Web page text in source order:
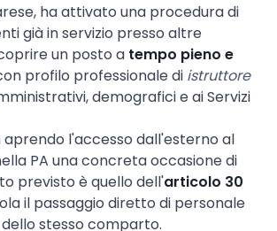
ha attivato una procedura di
già in servizio presso altre
un posto a tempo pieno e
profilo professionale di istruttore
demografici e ai Servizi
aprendo l'accesso dall'esterno al
PA una concreta occasione di
previsto è quello dell'articolo 30
il passaggio diretto di personale
stesso comparto.